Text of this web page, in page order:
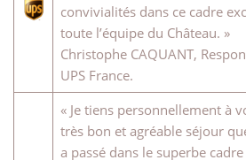
convivialités dans ce cadre
toute l’équipe du Château. »
Christophe CAQUANT,
UPS France.
« Je tiens personnellement à
très bon et agréable séjour
a passé dans le superbe